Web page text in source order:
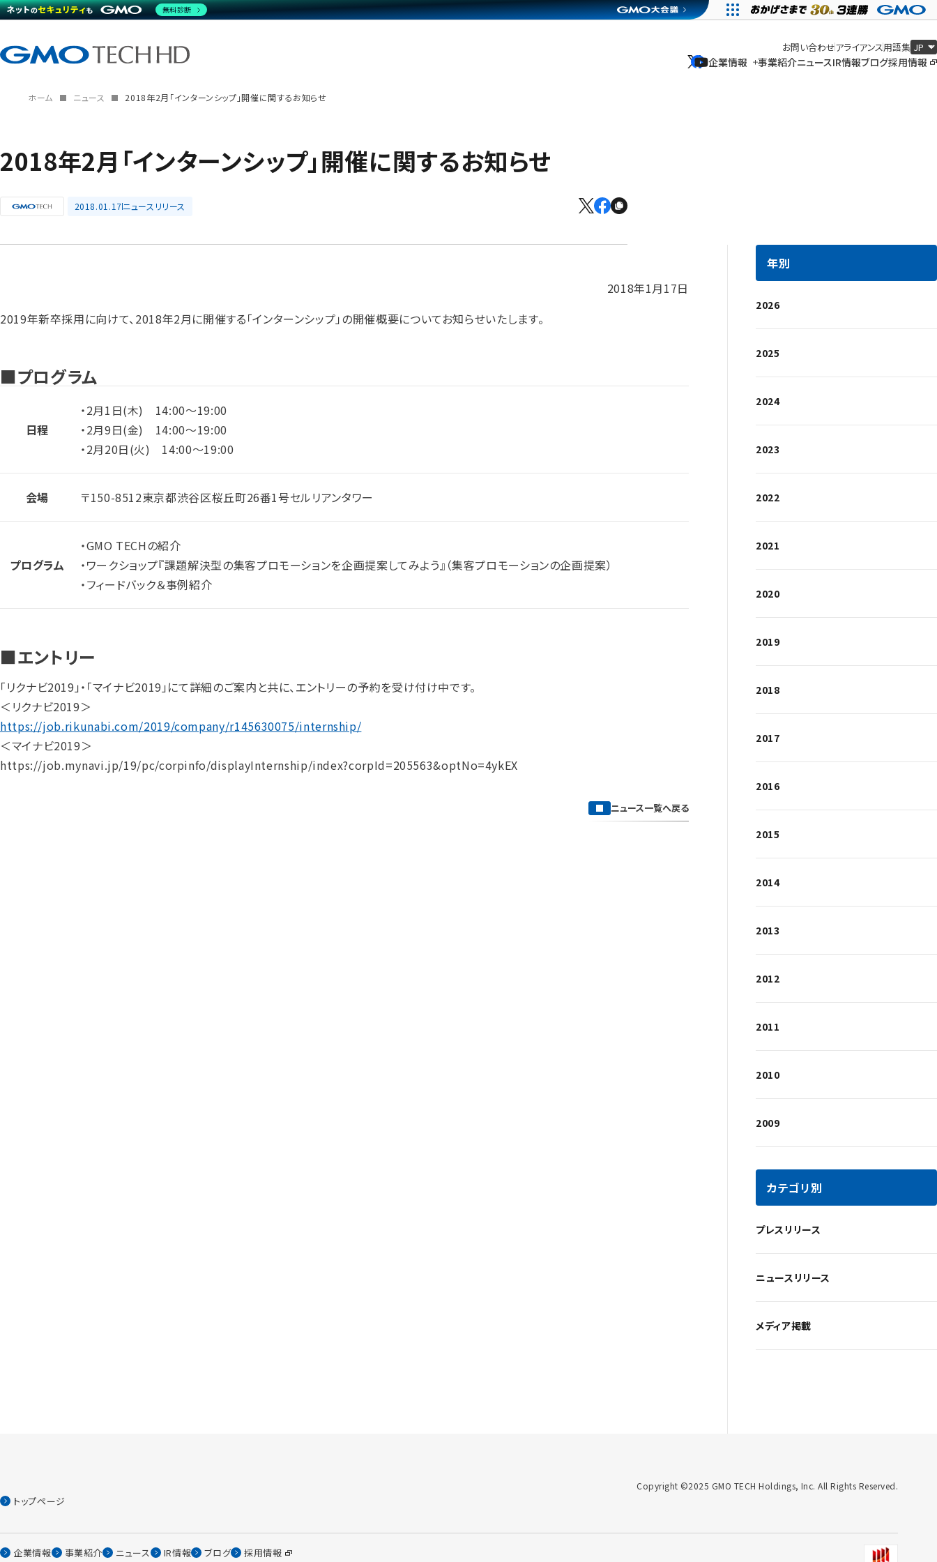
企業情報
企業情報
事業紹介ニュースIR情報ブログ採用情報
お問い合わせアライアンス用語集
ホーム ニュース 2018年2月「インターンシップ」開催に関するお知らせ
2018年2月「インターンシップ」開催に関するお知らせ
2018.01.17ニュースリリース
2018年1月17日
2019年新卒採用に向けて、2018年2月に開催する「インターンシップ」の開催概要についてお知らせいたします。
■プログラム
日程
・2月1日(木) 14:00～19:00
・2月9日(金) 14:00～19:00
・2月20日(火) 14:00～19:00
会場 〒150-8512東京都渋谷区桜丘町26番1号セルリアンタワー
プログラム
・GMO TECHの紹介
・ワークショップ『課題解決型の集客プロモーションを企画提案してみよう』（集客プロモーションの企画提案）
・フィードバック＆事例紹介
■エントリー
「リクナビ2019」・「マイナビ2019」にて詳細のご案内と共に、エントリーの予約を受け付け中です。
＜リクナビ2019＞
https://job.rikunabi.com/2019/company/r145630075/internship/
＜マイナビ2019＞
https://job.mynavi.jp/19/pc/corpinfo/displayInternship/index?corpId=205563&optNo=4ykEX
ニュース一覧へ戻る
年別
2026
2025
2024
2023
2022
2021
2020
2019
2018
2017
2016
2015
2014
2013
2012
2011
2010
2009
カテゴリ別
プレスリリース
ニュースリリース
メディア掲載
トップページ
企業情報 事業紹介 ニュース IR情報 ブログ 採用情報
Copyright ©2025 GMO TECH Holdings, Inc. All Rights Reserved.
無料診断